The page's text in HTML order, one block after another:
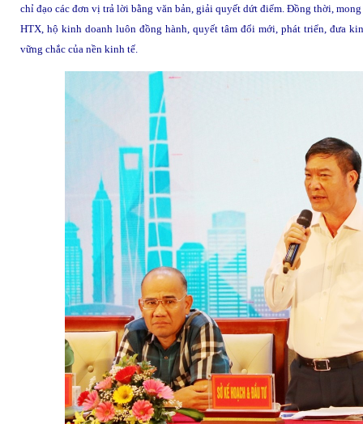
chỉ đạo các đơn vị trả lời bằng văn bản, giải quyết dứt điểm. Đồng thời,
HTX, hộ kinh doanh luôn đồng hành, quyết tâm đổi mới, phát triển, đưa
vững chắc của nền kinh tế.